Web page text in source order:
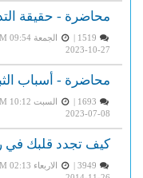
محاضرة - حقيقة
الجمعة PM 09:54
2023-10-27
محاضرة - أسباب
السبت AM 10:12
2023-07-08
كيف تجدد قلبك في
الاربعاء PM 02:13